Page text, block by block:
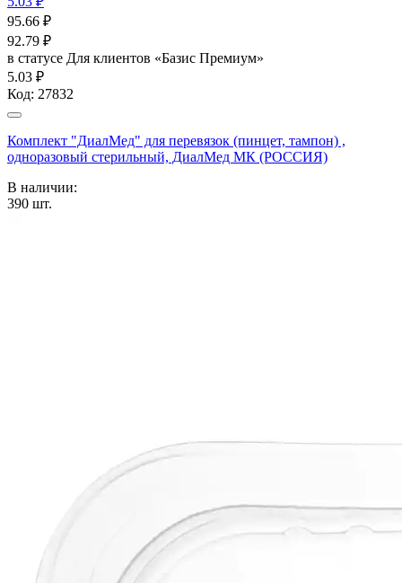
95.66 ₽
92.79 ₽
в статусе Для клиентов «Базис Премиум»
5.03 ₽
Код: 27832
Комплект "ДиалМед" для перевязок (пинцет, тампон) ,
одноразовый стерильный, ДиалМед МК (РОССИЯ)
В наличии:
390 шт.